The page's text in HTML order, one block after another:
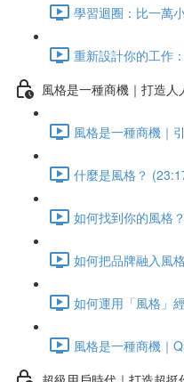
學習迴圈：比一萬
重新設計你的工作
風格是一種商機｜打造
風格是一種商機｜
什麼是風格？
如何找到你的風格
如何把品牌融入風
如何運用「風格」
風格是一種商機｜